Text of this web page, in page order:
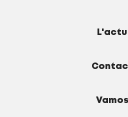
L'actu
Vamos